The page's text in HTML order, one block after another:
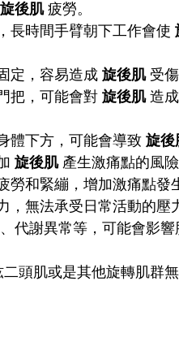
旋後肌疲勞。
長時間手臂朝下工作會使
定，容易造成 旋後肌受傷
把，可能會對 旋後肌造成
體下方，可能會導致 旋後
旋後肌產生激痛點的風險
和緊繃，增加激痛點發
，無法承受日常活動的壓
代謝異常等，可能會影
頭肌或是其他旋轉肌群